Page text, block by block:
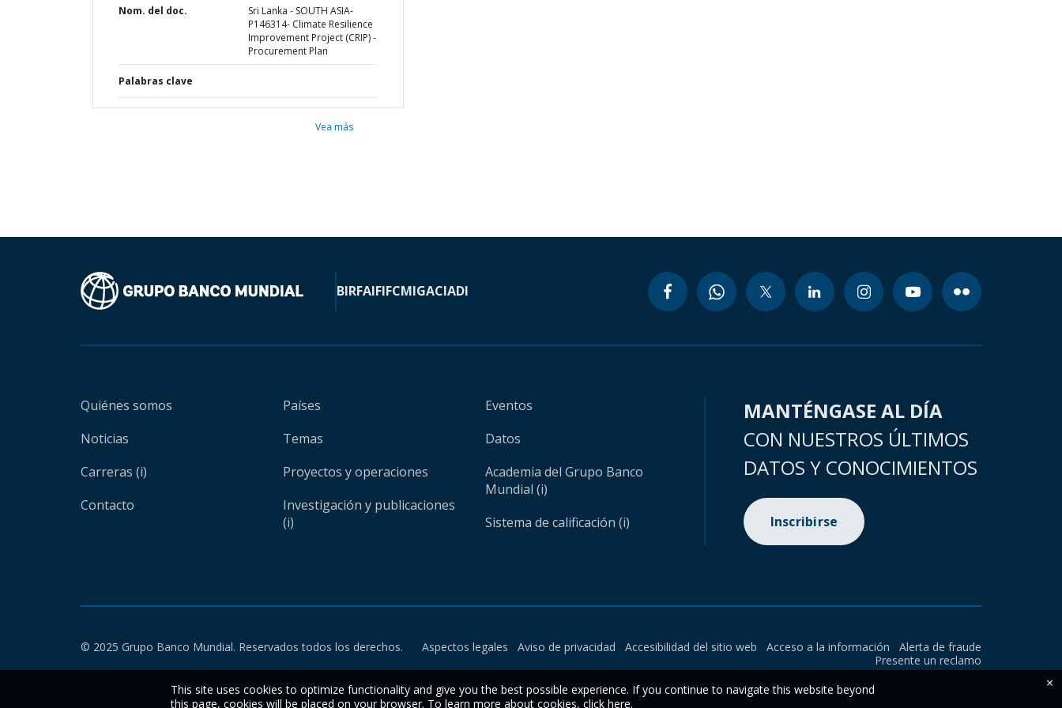
Nom. del doc.
Sri Lanka - SOUTH ASIA-
P146314- Climate Resilience
Improvement Project (CRIP) -
Procurement Plan
Palabras clave
Vea más
BIRFAIFIFCMIGACIADI
Quiénes somos
Noticias
Carreras (i)
Contacto
Países
Temas
Proyectos y operaciones
Investigación y publicaciones
(i)
Eventos
Datos
Academia del Grupo Banco
Mundial (i)
Sistema de calificación (i)
MANTÉNGASE AL DÍA
CON NUESTROS ÚLTIMOS
DATOS Y CONOCIMIENTOS
Inscribirse
© 2025 Grupo Banco Mundial. Reservados todos los derechos. Aspectos legales Aviso de privacidad Accesibilidad del sitio web Acceso a la información
Alerta de fraude
Presente un reclamo
This site uses cookies to optimize functionality and give you the best possible experience. If you continue to navigate this website beyond
this page, cookies will be placed on your browser. To learn more about cookies, click here.
×